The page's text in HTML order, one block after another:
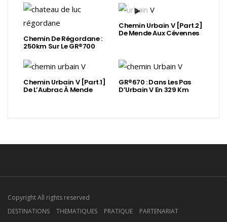
Chemin De Régordane :
250km Sur Le GR®700
Chemin Urbain V [Part.2]
De Mende Aux Cévennes
Chemin Urbain V [Part.1]
De L’Aubrac À Mende
GR®670 : Dans Les Pas
D’Urbain V En 329 Km
Copyright All rights reserved
DESTINATIONS
THEMATIQUES PRATIQUE PARTENARIAT